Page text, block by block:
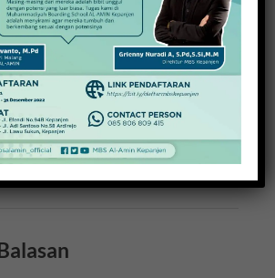
About Redaksi
View all posts by Redaksi →